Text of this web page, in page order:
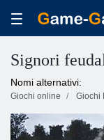
Signori
Nomi alternativi:
Giochi online Giochi